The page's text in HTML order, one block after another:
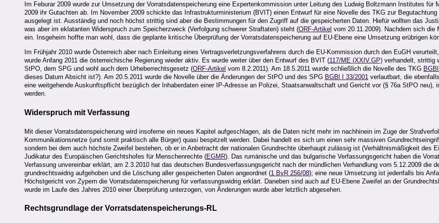
Im Feburar 2009 wurde zur Umsetzung der Vorratsdatenspeicherung eine Expertenkommission unter Leitung des Ludwig Boltzmann Institutes
2009 ihr Gutachten ab. Im November 2009 schickte das Infrastrukturministerium (BVIT) einen Entwurf für eine Novelle des TKG zur
ausgelegt ist. Ausständig und noch höchst strittig sind aber die Bestimmungen für den Zugriff auf die gespeicherten Daten. Hiefür wollten das
was aber im eklatanten Widerspruch zum Speicherzweck (Verfolgung schwerer Straftaten) steht (ORF-Artikel vom 20.11.2009). Nachdem sich die
ein. Insgeheim hoffte man wohl, dass die geplante kritische Überprüfung der Vorratsdatenspeicherung auf EU-Ebene eine Umsetzung erübrigen
Im Frühjahr 2010 wurde Österreich aber nach Einleitung eines Vertragsverletzungsverfahrens durch die EU-Kommission durch den EuGH
wurde Anfang 2011 die österreichische Regierung wieder aktiv. Es wurde weiter über den Entwurf des BVIT (117/ME (XXIV.GP) verhandelt, strittig
StPO, dem SPG und wohl auch dem Urheberrechtsgesetz (ORF-Artikel vom 8.2.2011). Am 18.5.2011 wurde schließlich die Novelle des TKG
dieses Datum Absicht ist?). Am 20.5.2011 wurde die Novelle über die Änderungen der StPO und des SPG BGBl I 33/2001 verlautbart, die
eine weitgehende Auskunftspflicht bezüglich der Inhaberdaten einer IP-Adresse an Polizei, Staatsanwaltschaft und Gericht vor (§ 76a StPO
werden.
Widerspruch mit Verfassung
Mit dieser Vorratsdatenspeicherung wird insoferne ein neues Kapitel aufgeschlagen, als die Daten nicht mehr im nachhinein im Zuge der
Kommunikationsnetze (und somit praktisch alle Bürger) quasi bespitzelt werden. Dabei handelt es sich um einen sehr massiven
sondern bei dem auch höchste Zweifel bestehen, ob er in Anbetracht der nationalen Grundrechte überhaupt zulässig ist (Verhältnismäßigkeit des
Judikatur des Europäischen Gerichtshofes für Menschenrechte (EGMR). Das rumänische und das bulgarische Verfassungsgericht haben die
Verfassung unvereinbar erklärt, am 2.3.2010 hat das deutschen Bundesverfassungsgericht nach der mündlichen Verhandlung vom 5.12.2009 die
grundrechtswidrig aufgehoben und die Löschung aller gespeicherten Daten angeordnet (1 BvR 256/08); eine neue Umsetzung ist jedenfalls bis
Höchstgericht von Zypern die Vorratsdatenspeicherung für verfassungswidrig erklärt. Daneben sind auch auf EU-Ebene Zweifel an der
wurde im Laufe des Jahres 2010 einer Überprüfung unterzogen, von Änderungen wurde aber letztlich abgesehen.
Rechtsgrundlage der Vorratsdatenspeicherungs-RL